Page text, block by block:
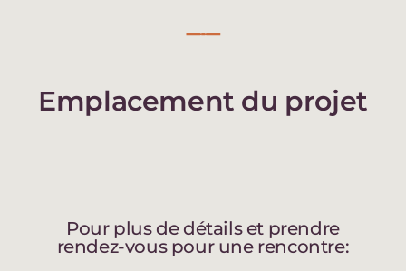
Emplacement du projet
Pour plus de détails et prendre
rendez-vous pour une rencontre: